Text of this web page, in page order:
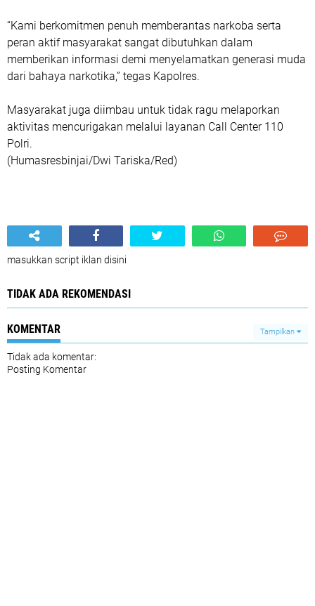
“Kami berkomitmen penuh memberantas narkoba serta
peran aktif masyarakat sangat dibutuhkan dalam
memberikan informasi demi menyelamatkan generasi muda
dari bahaya narkotika,” tegas Kapolres.
Masyarakat juga diimbau untuk tidak ragu melaporkan
aktivitas mencurigakan melalui layanan Call Center 110
Polri.
(Humasresbinjai/Dwi Tariska/Red)
masukkan script iklan disini
TIDAK ADA REKOMENDASI
KOMENTAR Tampilkan
Tidak ada komentar:
Posting Komentar